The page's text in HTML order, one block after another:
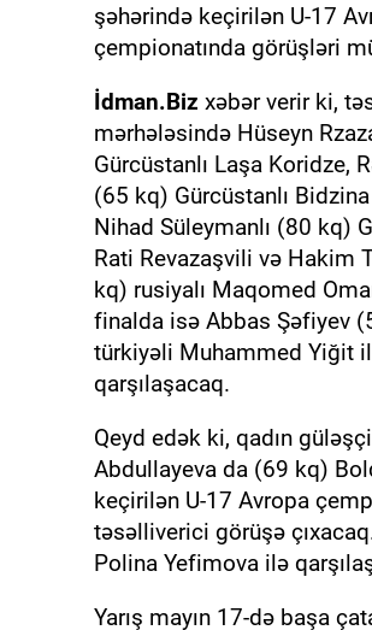
şəhərində keçirilən U-17
çempionatında görüşləri
İdman.Biz xəbər verir ki,
mərhələsində Hüseyn
Gürcüstanlı Laşa Koridze,
(65 kq) Gürcüstanlı
Nihad Süleymanlı (80 kq)
Rati Revazaşvili və Hakim
kq) rusiyalı Maqomed
finalda isə Abbas Şəfiyev
türkiyəli Muhammed Yiğit
qarşılaşacaq.
Qeyd edək ki, qadın
Abdullayeva da (69 kq)
keçirilən U-17 Avropa
təsəlliverici görüşə
Polina Yefimova ilə
Yarış mayın 17-də başa